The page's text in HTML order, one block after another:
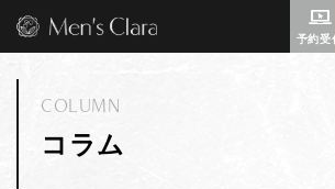
予約受
コラム
COLUMN